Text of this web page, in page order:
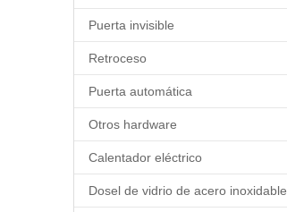
Puerta invisible
Retroceso
Puerta automática
Otros hardware
Calentador eléctrico
Dosel de vidrio de acero inoxidable